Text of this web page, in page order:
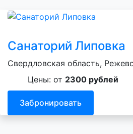
Санаторий Липовка
Свердловская область,
Цены: от 2300 рублей
Забронировать